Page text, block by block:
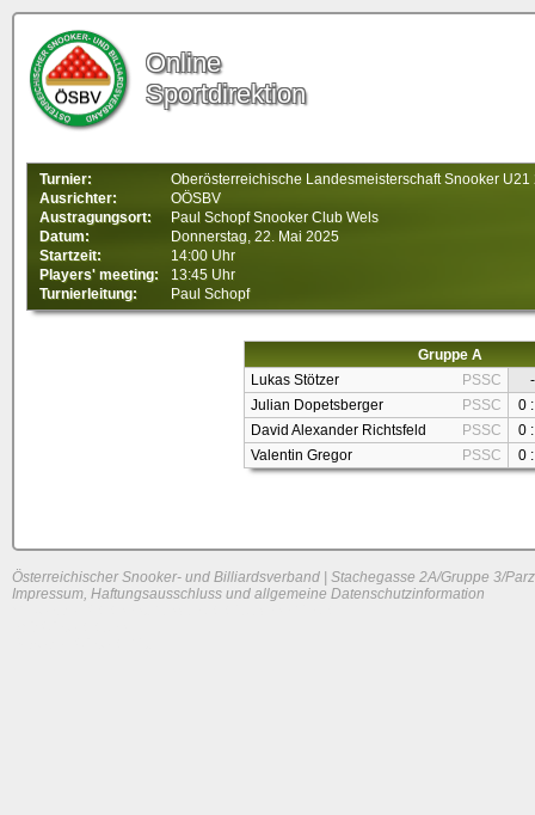
Online
Sportdirektion
Turnier:
Oberösterreichische Landesmeisterschaft Snooker U21
Ausrichter:
OÖSBV
Austragungsort:
Paul Schopf Snooker Club Wels
Datum:
Donnerstag, 22. Mai 2025
Startzeit:
14:00 Uhr
Players' meeting:
13:45 Uhr
Turnierleitung:
Paul Schopf
Gruppe A
Lukas Stötzer
PSSC
-
Julian Dopetsberger
PSSC
0
David Alexander Richtsfeld
PSSC
0
Valentin Gregor
PSSC 0
Österreichischer Snooker- und Billiardsverband | Stachegasse 2A/Gruppe 3/
Impressum, Haftungsausschluss und allgemeine Datenschutzinformation